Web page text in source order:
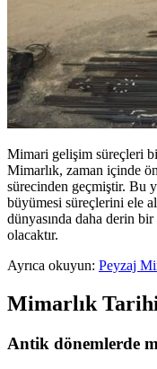
Mimari gelişim süreçleri
Mimarlık, zaman içinde
sürecinden geçmiştir. Bu
büyümesi süreçlerini ele
dünyasında daha derin bir
olacaktır.
Ayrıca okuyun: Peyzaj
Mimarlık
Antik dönemlerde